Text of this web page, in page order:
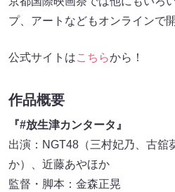
プ、アートなどもオンラインで
公式サイトはこちらから！
作品概要
『#放生津カンタータ』
出演：NGT48（三村妃乃、古舘
か）、近藤あやほか
監督・脚本：金森正晃